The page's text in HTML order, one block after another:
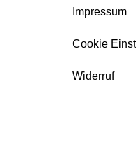
Impressum
Cookie
Widerruf